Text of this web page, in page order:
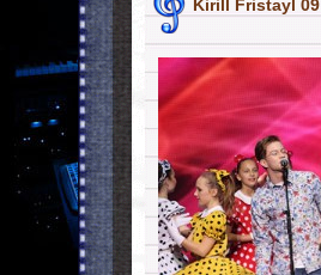
Kirill Fristayl 09